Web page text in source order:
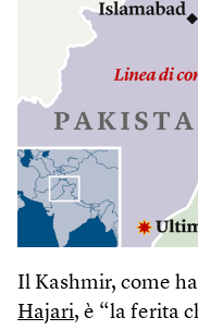
Il Kashmir, come
Hajari, è “la ferita